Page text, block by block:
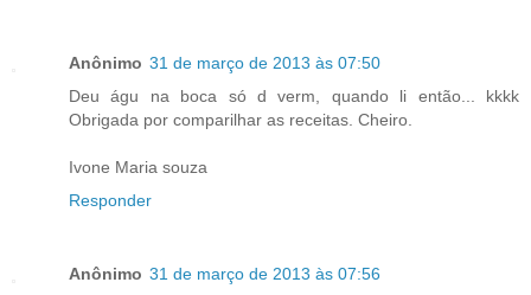
Anônimo 31 de março de 2013 às 07:50
Deu águ na boca só d verm, quando li então... kkkk
Obrigada por comparilhar as receitas. Cheiro.
Ivone Maria souza
Responder
Anônimo 31 de março de 2013 às 07:56